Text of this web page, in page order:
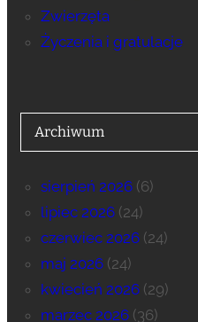
Zwierzęta
Życzenia i gratulacje
Archiwum
sierpień 2026(6)
lipiec 2026(24)
czerwiec 2026(24)
maj 2026(24)
kwiecień 2026(29)
marzec 2026(36)